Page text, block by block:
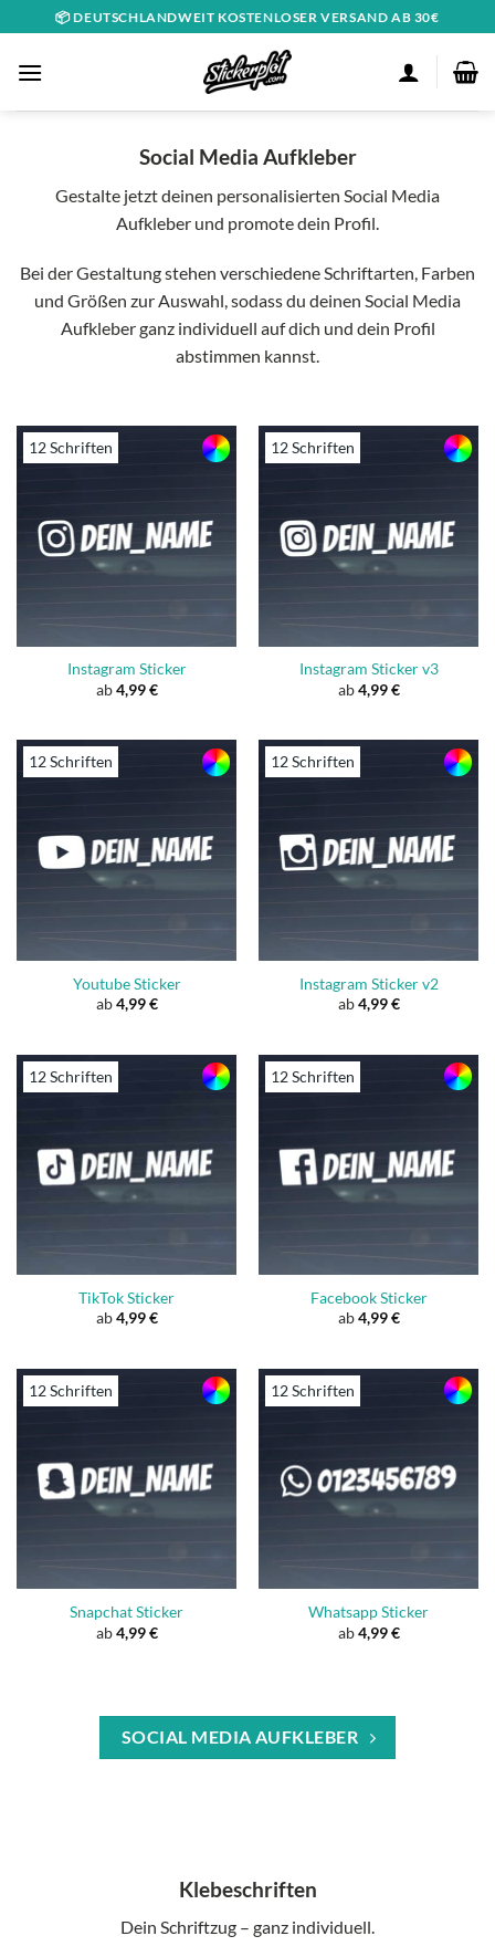
Inhalt
springen
📦 DEUTSCHLANDWEIT KOSTENLOSER VERSAND AB 30€
Social Media Aufkleber
Gestalte jetzt deinen personalisierten Social Media
Aufkleber und promote dein Profil.
Bei der Gestaltung stehen verschiedene Schriftarten, Farben
und Größen zur Auswahl, sodass du deinen Social Media
Aufkleber ganz individuell auf dich und dein Profil
abstimmen kannst.
12 Schriften
Instagram Sticker
ab4,99€
12 Schriften
Instagram Sticker v3
ab4,99€
12 Schriften
Youtube Sticker
ab4,99€
12 Schriften
Instagram Sticker v2
ab4,99€
12 Schriften
TikTok Sticker
ab4,99€
12 Schriften
Facebook Sticker
ab4,99€
12 Schriften
Snapchat Sticker
ab4,99€
12 Schriften
Whatsapp Sticker
ab4,99€
SOCIAL MEDIA AUFKLEBER
Klebeschriften
Dein Schriftzug – ganz individuell.